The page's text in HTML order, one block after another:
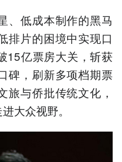
、低成本制作的黑马
排片的困境中实现口
15亿票房大关，斩获
碑，刷新多项档期票
旅与侨批传统文化，
大众视野。